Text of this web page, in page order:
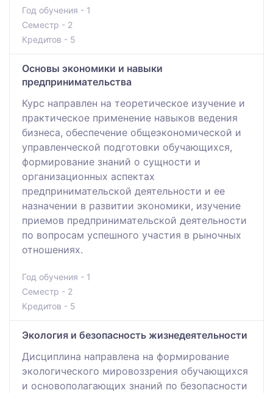
Год обучения - 1
Семестр - 2
Кредитов - 5
Основы экономики и навыки
предпринимательства
Курс направлен на теоретическое изучение и
практическое применение навыков ведения
бизнеса, обеспечение общеэкономической и
управленческой подготовки обучающихся,
формирование знаний о сущности и
организационных аспектах
предпринимательской деятельности и ее
назначении в развитии экономики, изучение
приемов предпринимательской деятельности
по вопросам успешного участия в рыночных
отношениях.
Год обучения - 1
Семестр - 2
Кредитов - 5
Экология и безопасность жизнедеятельности
Дисциплина направлена на формирование
экологического мировоззрения обучающихся
и основополагающих знаний по безопасности